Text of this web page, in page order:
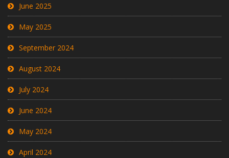
June 2025
May 2025
September 2024
August 2024
July 2024
June 2024
May 2024
April 2024